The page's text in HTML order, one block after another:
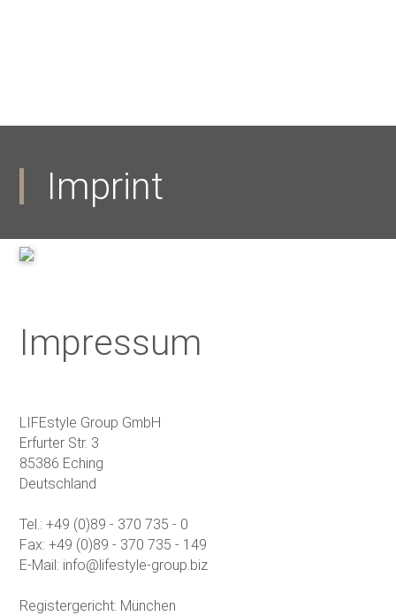
Imprint
Impressum
LIFEstyle Group GmbH
Erfurter Str. 3
85386 Eching
Deutschland
Tel.: +49 (0)89 - 370 735 - 0
Fax: +49 (0)89 - 370 735 - 149
E-Mail: info@lifestyle-group.biz
Registergericht: München